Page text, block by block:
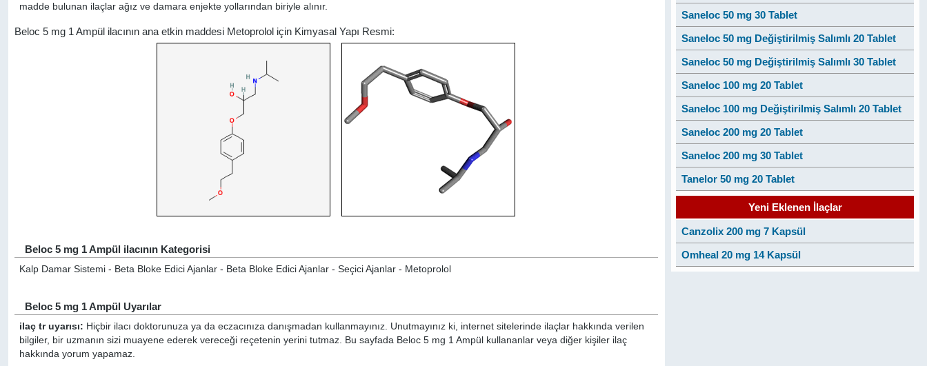
madde bulunan ilaçlar ağız ve damara enjekte yollarından biriyle alınır.
Beloc 5 mg 1 Ampül ilacının ana etkin maddesi Metoprolol için Kimyasal Yapı Resmi:
Beloc 5 mg 1 Ampül ilacının Kategorisi
Kalp Damar Sistemi - Beta Bloke Edici Ajanlar - Beta Bloke Edici Ajanlar - Seçici Ajanlar - Metoprolol
Beloc 5 mg 1 Ampül Uyarılar
ilaç tr uyarısı: Hiçbir ilacı doktorunuza ya da eczacınıza danışmadan kullanmayınız. Unutmayınız ki, internet sitelerinde ilaçlar hakkında verilen
bilgiler, bir uzmanın sizi muayene ederek vereceği reçetenin yerini tutmaz. Bu sayfada Beloc 5 mg 1 Ampül kullananlar veya diğer kişiler ilaç
hakkında yorum yapamaz.
Saneloc 50 mg 30 Tablet
Saneloc 50 mg Değiştirilmiş Salımlı 20 Tablet
Saneloc 50 mg Değiştirilmiş Salımlı 30 Tablet
Saneloc 100 mg 20 Tablet
Saneloc 100 mg Değiştirilmiş Salımlı 20 Tablet
Saneloc 200 mg 20 Tablet
Saneloc 200 mg 30 Tablet
Tanelor 50 mg 20 Tablet
Yeni Eklenen İlaçlar
Canzolix 200 mg 7 Kapsül
Omheal 20 mg 14 Kapsül